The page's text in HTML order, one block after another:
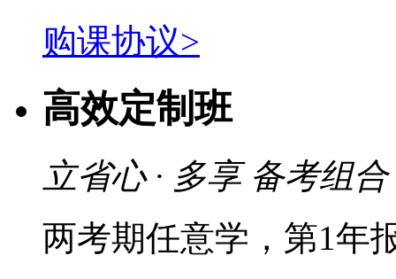
购课协议>
高效定制班
立省心 · 多享 备考组合
两考期任意学，第1年